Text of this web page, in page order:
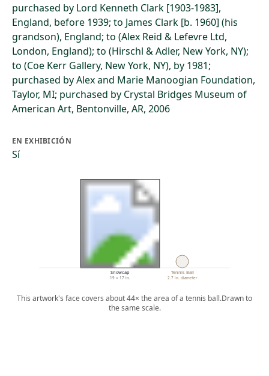
purchased by Lord Kenneth Clark [1903-1983],
England, before 1939; to James Clark [b. 1960] (his
grandson), England; to (Alex Reid & Lefevre Ltd,
London, England); to (Hirschl & Adler, New York, NY);
to (Coe Kerr Gallery, New York, NY), by 1981;
purchased by Alex and Marie Manoogian Foundation,
Taylor, MI; purchased by Crystal Bridges Museum of
American Art, Bentonville, AR, 2006
EN EXHIBICIÓN
Sí
Snowcap
19 × 17 in.
Tennis Ball
2.7 in. diameter
This artwork's face covers about 44× the area of a tennis ball.Drawn to
the same scale.